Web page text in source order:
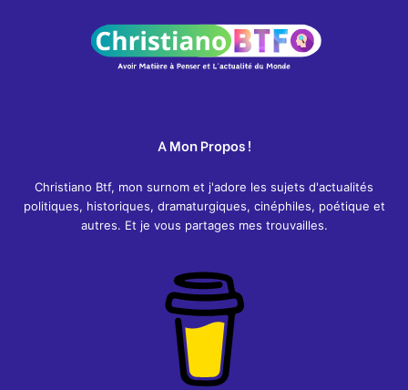
A Mon Propos !
Christiano Btf, mon surnom et j'adore les sujets d'actualités
politiques, historiques, dramaturgiques, cinéphiles, poétique et
autres. Et je vous partages mes trouvailles.